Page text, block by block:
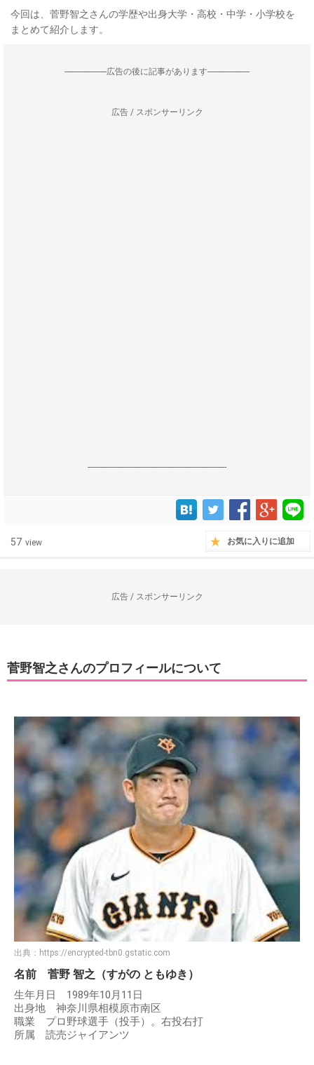
今回は、菅野智之さんの学歴や出身大学・高校・中学・小学校を
まとめて紹介します。
--------------------広告の後に記事があります--------------------
広告 / スポンサーリンク
------------------------------------------------------------------
57 view お気に入りに追加
広告 / スポンサーリンク
菅野智之さんのプロフィールについて
出典： https://encrypted-tbn0.gstatic.com
名前 菅野 智之（すがの ともゆき）
生年月日 1989年10月11日
出身地 神奈川県相模原市南区
職業 プロ野球選手（投手）。右投右打
所属 読売ジャイアンツ